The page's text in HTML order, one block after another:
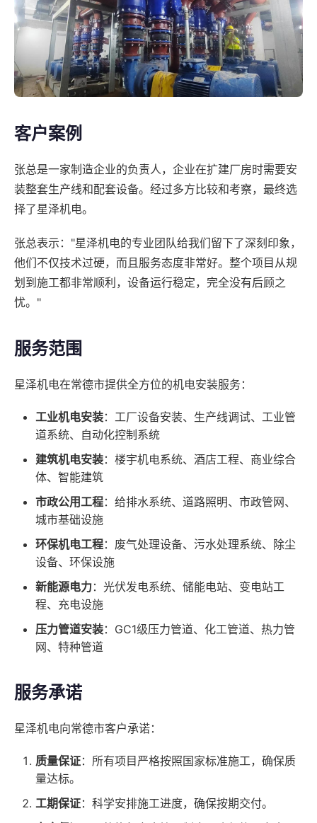
客户案例
张总是一家制造企业的负责人，企业在扩建厂房时需要安
装整套生产线和配套设备。经过多方比较和考察，最终选
择了星泽机电。
张总表示："星泽机电的专业团队给我们留下了深刻印象，
他们不仅技术过硬，而且服务态度非常好。整个项目从规
划到施工都非常顺利，设备运行稳定，完全没有后顾之
忧。"
服务范围
星泽机电在常德市提供全方位的机电安装服务：
工业机电安装：工厂设备安装、生产线调试、工业管
道系统、自动化控制系统
建筑机电安装：楼宇机电系统、酒店工程、商业综合
体、智能建筑
市政公用工程：给排水系统、道路照明、市政管网、
城市基础设施
环保机电工程：废气处理设备、污水处理系统、除尘
设备、环保设施
新能源电力：光伏发电系统、储能电站、变电站工
程、充电设施
压力管道安装：GC1级压力管道、化工管道、热力管
网、特种管道
服务承诺
星泽机电向常德市客户承诺：
质量保证：所有项目严格按照国家标准施工，确保质
量达标。
工期保证：科学安排施工进度，确保按期交付。